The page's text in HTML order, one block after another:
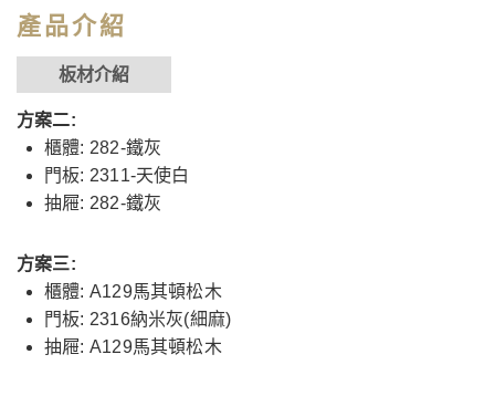
產品介紹
板材介紹
方案二:
櫃體: 282-鐵灰
門板: 2311-天使白
抽屜: 282-鐵灰
方案三:
櫃體: A129馬其頓松木
門板: 2316納米灰(細麻)
抽屜: A129馬其頓松木